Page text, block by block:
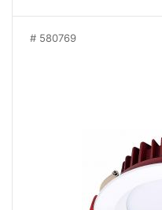
580769